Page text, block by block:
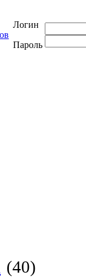
Логин
Пароль
(40)